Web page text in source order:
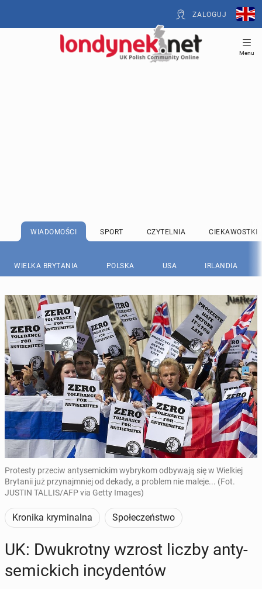
ZALOGUJ
Menu
WIADOMOŚCI SPORT CZYTELNIA CIEKAWOSTKI
WIELKA BRYTANIA POLSKA USA IRLANDIA
Protesty przeciw antysemickim wybrykom odbywają się w Wielkiej
Brytanii już przynajmniej od dekady, a problem nie maleje... (Fot.
JUSTIN TALLIS/AFP via Getty Images)
Kronika kryminalna Społeczeństwo
UK: Dwu­krot­ny wzrost liczby an­ty­
se­mic­kich in­cy­den­tów